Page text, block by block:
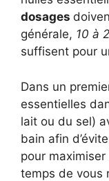
dosages
générale, 10 à
suffisent pour
Dans un
essentielles
lait ou du sel)
bain afin
pour maximiser
temps de vous